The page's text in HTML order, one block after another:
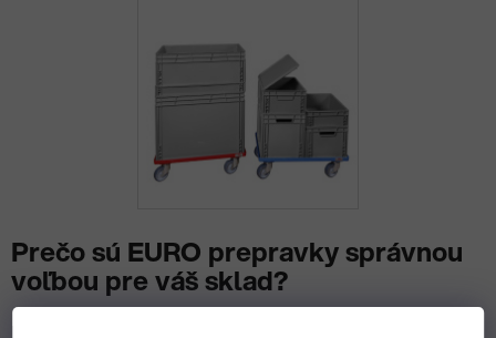
Prečo sú EURO prepravky správnou
voľbou pre váš sklad?